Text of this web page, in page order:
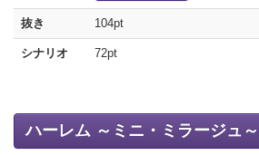
抜き 104pt
シナリオ 72pt
ハーレム ～ミニ・ミラージュ～